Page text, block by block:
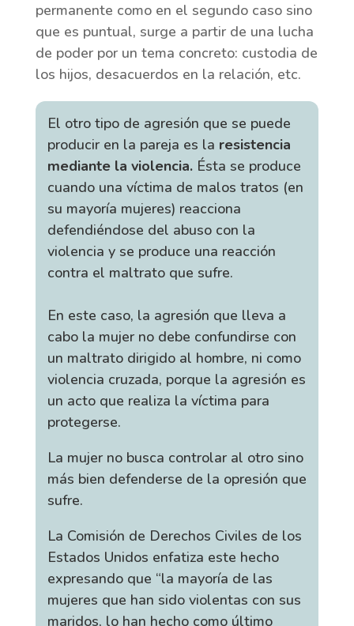
permanente como en el segundo caso sino
que es puntual, surge a partir de una lucha
de poder por un tema concreto: custodia de
los hijos, desacuerdos en la relación, etc.
El otro tipo de agresión que se puede
producir en la pareja es la resistencia
mediante la violencia. Ésta se produce
cuando una víctima de malos tratos (en
su mayoría mujeres) reacciona
defendiéndose del abuso con la
violencia y se produce una reacción
contra el maltrato que sufre.
En este caso, la agresión que lleva a
cabo la mujer no debe confundirse con
un maltrato dirigido al hombre, ni como
violencia cruzada, porque la agresión es
un acto que realiza la víctima para
protegerse.
La mujer no busca controlar al otro sino
más bien defenderse de la opresión que
sufre.
La Comisión de Derechos Civiles de los
Estados Unidos enfatiza este hecho
expresando que “la mayoría de las
mujeres que han sido violentas con sus
maridos, lo han hecho como último